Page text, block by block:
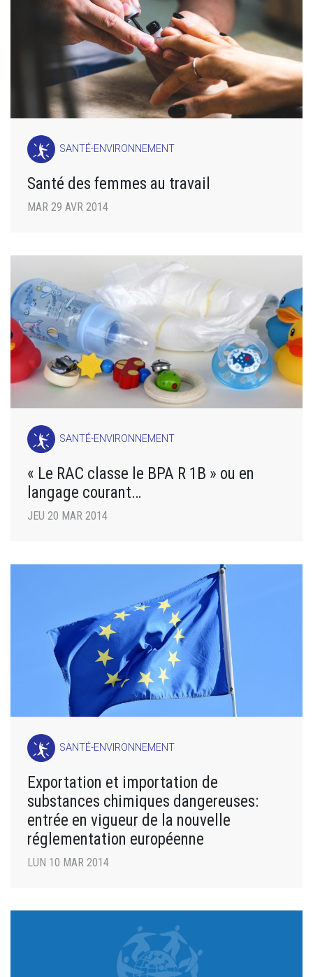
SANTÉ-ENVIRONNEMENT
Santé des femmes au travail
MAR 29 AVR 2014
SANTÉ-ENVIRONNEMENT
« Le RAC classe le BPA R 1B » ou en
langage courant…
JEU 20 MAR 2014
SANTÉ-ENVIRONNEMENT
Exportation et importation de
substances chimiques dangereuses:
entrée en vigueur de la nouvelle
réglementation européenne
LUN 10 MAR 2014